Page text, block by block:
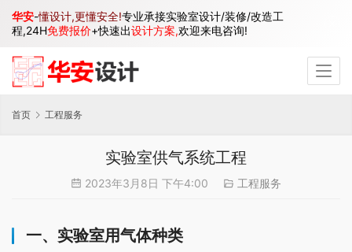
首页 工程服务
实验室供气系统工程
2023年3月8日 下午4:00 工程服务
一、实验室用气体种类
华安-懂设计,更懂安全!专业承接实验室设计/装修/改造工
程,24H免费报价+快速出设计方案,欢迎来电咨询!